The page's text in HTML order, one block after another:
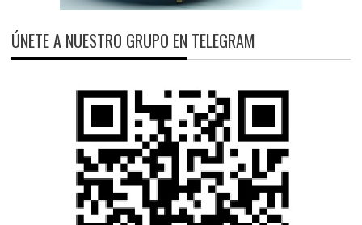
ÚNETE A NUESTRO GRUPO EN TELEGRAM